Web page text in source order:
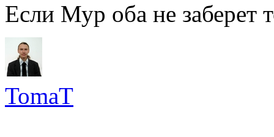
Если Мур оба не заберет
TomaT